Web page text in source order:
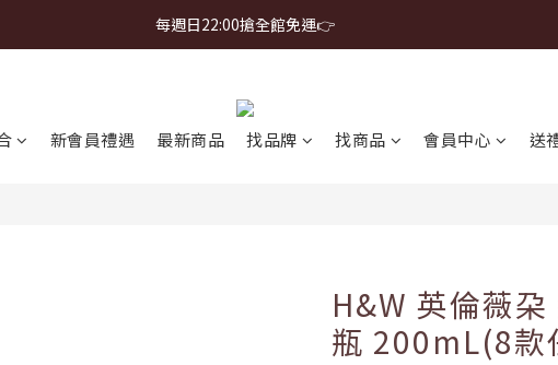
首購免運 $499 起 ＋ 加 LINE 領 $300 折價券 ➤
每週日22:00搶全館免運👉
新會員禮遇 最新商品 找品牌 找商品 會員中心 送
H&W 英倫薇
瓶 200mL(8款